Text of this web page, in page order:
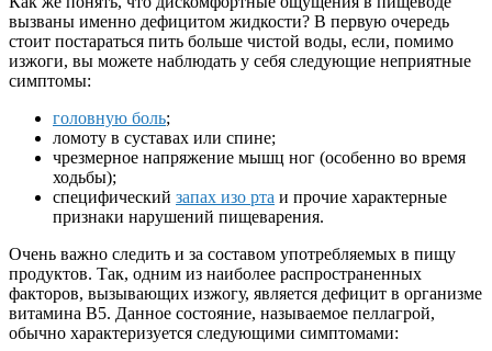
вызваны именно дефицитом жидкости? В первую очередь
стоит постараться пить больше чистой воды, если, помимо
изжоги, вы можете наблюдать у себя следующие неприятные
симптомы:
головную боль;
ломоту в суставах или спине;
чрезмерное напряжение мышц ног (особенно во время
ходьбы);
специфический запах изо рта и прочие характерные
признаки нарушений пищеварения.
Очень важно следить и за составом употребляемых в пищу
продуктов. Так, одним из наиболее распространенных
факторов, вызывающих изжогу, является дефицит в организме
витамина B5. Данное состояние, называемое пеллагрой,
обычно характеризуется следующими симптомами: